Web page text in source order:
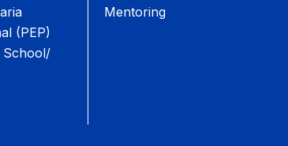
(PEP)
School/
Mentoring